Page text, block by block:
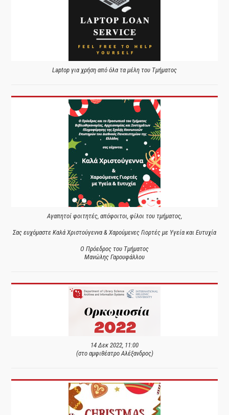
Laptop για χρήση από όλα τα μέλη του Τμήματος
Αγαπητοί φοιτητές, απόφοιτοι, φίλοι του τμήματος,
Σας ευχόμαστε Καλά Χριστούγεννα & Χαρούμενες Γιορτές με Υγεία και Ευτυχία
Ο Πρόεδρος του Τμήματος
Μανώλης Γαρουφάλλου
14 Δεκ 2022, 11:00
(στο αμφιθέατρο Αλέξανδρος)